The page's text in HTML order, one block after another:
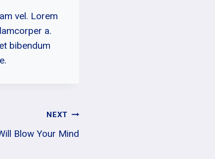
vel. Lorem
a.
bibendum
NEXT
Blow Your Mind